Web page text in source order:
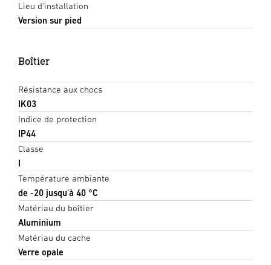
Lieu d'installation
Version sur pied
Boîtier
Résistance aux chocs
IK03
Indice de protection
IP44
Classe
I
Température ambiante
de -20 jusqu'à 40 °C
Matériau du boîtier
Aluminium
Matériau du cache
Verre opale